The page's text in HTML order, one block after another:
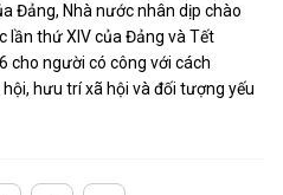
Đảng, Nhà nước nhân dịp chào
lần thứ XIV của Đảng và Tết
cho người có công với cách
hưu trí xã hội và đối tượng yếu